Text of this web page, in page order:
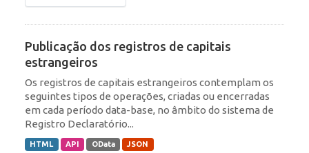
Publicação dos registros de capitais
estrangeiros
Os registros de capitais estrangeiros contemplam os
seguintes tipos de operações, criadas ou encerradas
em cada período data-base, no âmbito do sistema de
Registro Declaratório...
HTML API OData JSON